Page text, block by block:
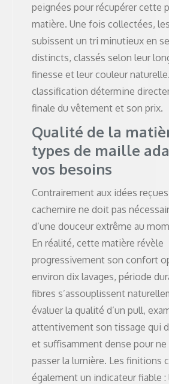
peignées pour récupérer cette
matière. Une fois collectées,
subissent un tri minutieux en
distincts, classés selon leur
finesse et leur couleur
classification détermine
finale du vêtement et son prix.
Qualité de la
types de maille
vos besoins
Contrairement aux idées
cachemire ne doit pas
d’une douceur extrême au
En réalité, cette matière révèle
progressivement son confort
environ dix lavages, période
fibres s’assouplissent
évaluer la qualité d’un pull,
attentivement son tissage qui
et suffisamment dense pour ne
passer la lumière. Les finitions
également un indicateur fiable :